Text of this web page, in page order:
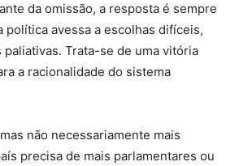
da omissão, a resposta é sempre
política avessa a escolhas difíceis,
Trata-se de uma vitória
a racionalidade do sistema
não necessariamente mais
precisa de mais parlamentares ou